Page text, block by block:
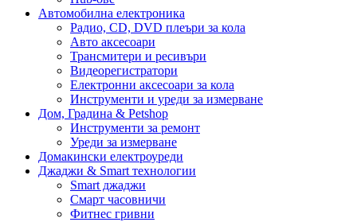
Автомобилна електроника
Радио, CD, DVD плеъри за кола
Авто аксесоари
Трансмитери и ресивъри
Видеорегистратори
Електронни аксесоари за кола
Инструменти и уреди за измерване
Дом, Градина & Petshop
Инструменти за ремонт
Уреди за измерване
Домакински електроуреди
Джаджи & Smart технологии
Smart джаджи
Смарт часовничи
Фитнес гривни